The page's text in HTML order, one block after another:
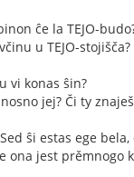
ĉe la TEJO-
u TEJO-stojišča?
vi konas ŝin?
jej? Či ty
ŝi estas ege bela,
ona jest prěmnogo